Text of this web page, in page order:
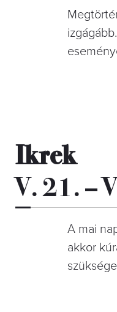
Ikrek
V. 21. –
A mai
akkor